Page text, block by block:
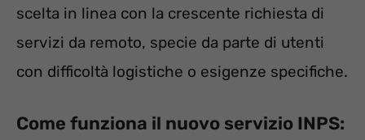
scelta in linea con la crescente richiesta di
servizi da remoto, specie da parte di utenti
con difficoltà logistiche o esigenze specifiche.
Come funziona il nuovo servizio INPS: